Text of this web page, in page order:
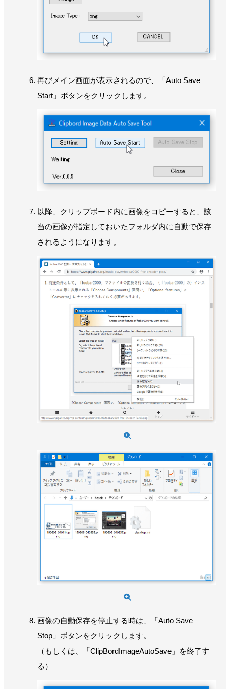
再びメイン画面が表示されるので、「Auto Save
Start」ボタンをクリックします。
以降、クリップボード内に画像をコピーすると、該
当の画像が指定しておいたフォルダ内に自動で保存
されるようになります。
画像の自動保存を停止する時は、「Auto Save
Stop」ボタンをクリックします。
（もしくは、「ClipBordImageAutoSave」を終了す
る）